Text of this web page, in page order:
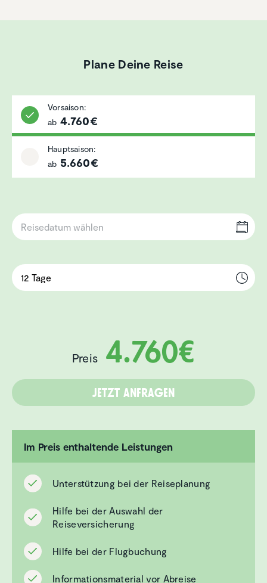
Plane Deine Reise
Vorsaison:
ab 4.760€
Hauptsaison:
ab 5.660€
Preis 4.760€
Jetzt anfragen
Im Preis enthaltende Leistungen
Unterstützung bei der Reiseplanung
Hilfe bei der Auswahl der
Reiseversicherung
Hilfe bei der Flugbuchung
Informationsmaterial vor Abreise